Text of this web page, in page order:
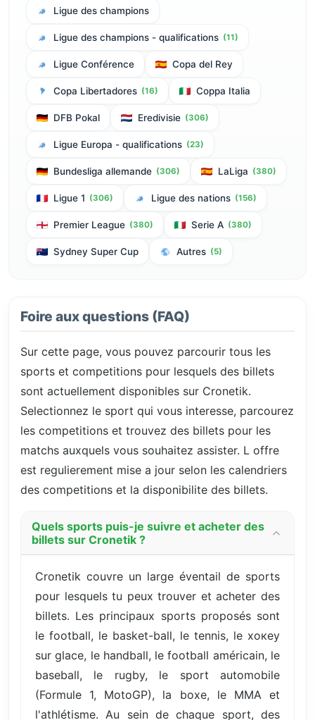
Ligue des champions
Ligue des champions - qualifications (11)
Ligue Conférence Copa del Rey
Copa Libertadores (16) Coppa Italia
DFB Pokal Eredivisie (306)
Ligue Europa - qualifications (23)
Bundesliga allemande (306) LaLiga (380)
Ligue 1 (306) Ligue des nations (156)
Premier League (380) Serie A (380)
Sydney Super Cup Autres (5)
Foire aux questions (FAQ)
Sur cette page, vous pouvez parcourir tous les
sports et competitions pour lesquels des billets
sont actuellement disponibles sur Cronetik.
Selectionnez le sport qui vous interesse, parcourez
les competitions et trouvez des billets pour les
matchs auxquels vous souhaitez assister. L offre
est regulierement mise a jour selon les calendriers
des competitions et la disponibilite des billets.
Quels sports puis-je suivre et acheter des
billets sur Cronetik ?
Cronetik couvre un large éventail de sports
pour lesquels tu peux trouver et acheter des
billets. Les principaux sports proposés sont
le football, le basket-ball, le tennis, le хокey
sur glace, le handball, le football américain, le
baseball, le rugby, le sport automobile
(Formule 1, MotoGP), la boxe, le MMA et
l'athlétisme. Au sein de chaque sport, des